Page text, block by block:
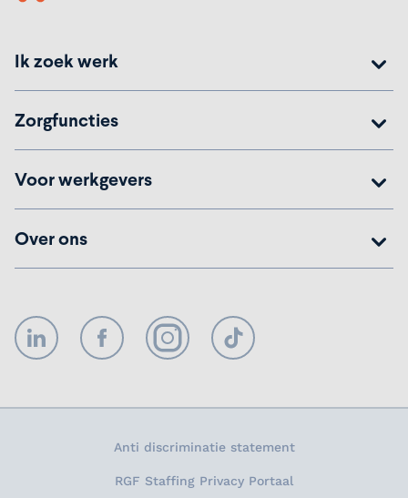
Ik zoek werk
Zorgfuncties
Voor werkgevers
Over ons
LinkedIn FacebookInstagramTikTok
Anti discriminatie statement
RGF Staffing Privacy Portaal